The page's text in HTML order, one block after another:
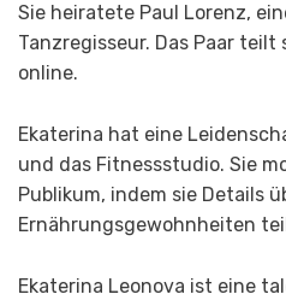
Sie heiratete Paul Lorenz,
Tanzregisseur. Das Paar
online.
Ekaterina hat eine
und das Fitnessstudio. Sie
Publikum, indem sie Details
Ernährungsgewohnheiten
Ekaterina Leonova ist eine